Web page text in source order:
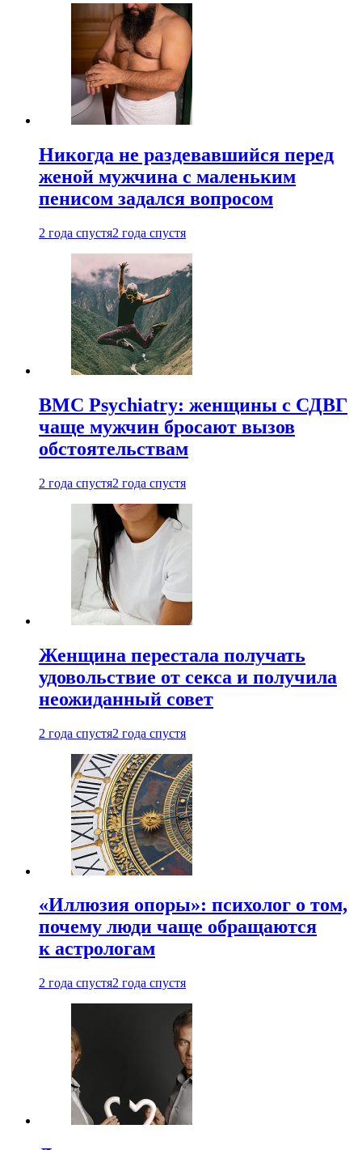
Никогда не раздевавшийся перед
женой мужчина с маленьким
пенисом задался вопросом
2 года спустя2 года спустя
BMC Psychiatry: женщины с СДВГ
чаще мужчин бросают вызов
обстоятельствам
2 года спустя2 года спустя
Женщина перестала получать
удовольствие от секса и получила
неожиданный совет
2 года спустя2 года спустя
«Иллюзия опоры»: психолог о том,
почему люди чаще обращаются
к астрологам
2 года спустя2 года спустя